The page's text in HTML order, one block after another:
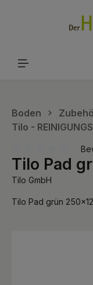
Boden
Tilo -
Durchschnittliche
Tilo Pad
Tilo GmbH
Tilo Pad grün